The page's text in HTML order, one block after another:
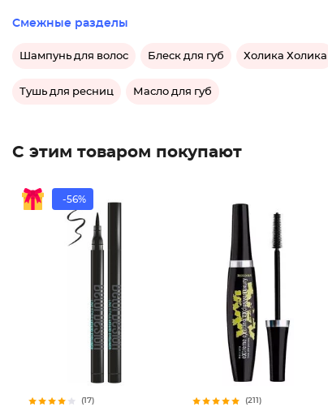
Смежные разделы
Шампунь для волос Блеск для губ Холика Холика
Тушь для ресниц Масло для губ
С этим товаром покупают
-56%
(17) (211)